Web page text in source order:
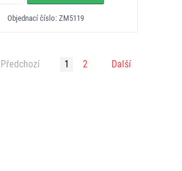
Objednací číslo: ZM5119
Předchozí 1 2 Další